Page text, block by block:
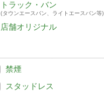
トラック・バン
(タウンエースバン、ライトエースバン等)
店舗オリジナル
禁煙
スタッドレス